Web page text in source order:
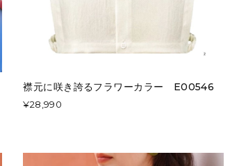
襟元に咲き誇るフラワーカラー E00546
¥28,990